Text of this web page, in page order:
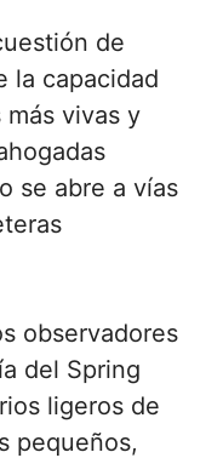
de
la capacidad
vivas y
se abre a vías
observadores
del Spring
ligeros de
pequeños,